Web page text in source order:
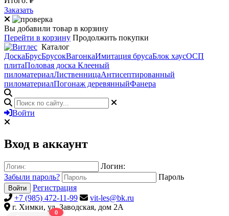
Заказать
Вы добавили товар в корзину
Перейти в корзину Продолжить покупки
Каталог
ДоскаБрусБрусокВагонкаИмитация брусаБлок хаусОСП
плитаПоловая доска Клееный
пиломатериалЛиственницаАнтисептированный
пиломатериалПогонаж деревянныйФанера
Войти
Вход в аккаунт
Логин:
Забыли пароль?
Пароль
Войти
Регистрация
+7 (985) 472-11-99
vit-les@bk.ru
г. Химки, ул. Заводская, дом 2А
0